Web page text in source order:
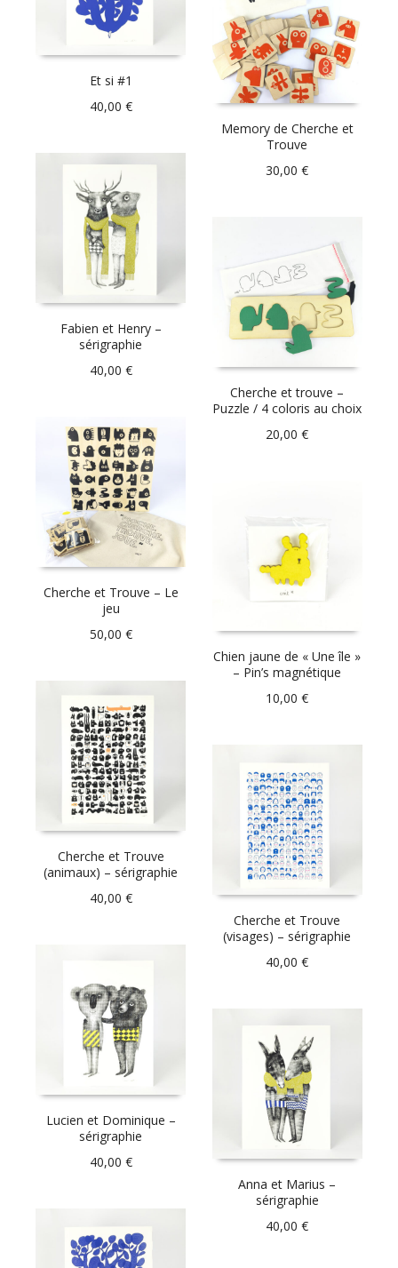
Et si #1
40,00 €
Memory de Cherche et
Trouve
30,00€
Fabien et Henry –
sérigraphie
40,00 €
Cherche et trouve –
Puzzle / 4 coloris au choix
20,00€
Cherche et Trouve – Le
jeu
50,00 €
Chien jaune de « Une île »
– Pin’s magnétique
10,00€
Cherche et Trouve
(animaux) – sérigraphie
40,00 €
Cherche et Trouve
(visages) – sérigraphie
40,00€
Lucien et Dominique –
sérigraphie
40,00 €
Anna et Marius –
sérigraphie
40,00€